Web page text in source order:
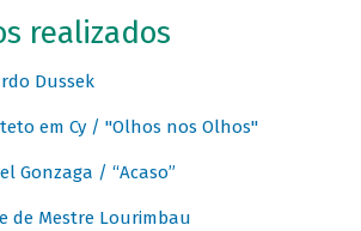
realizados
Dussek
em Cy / "Olhos nos Olhos"
Gonzaga / “Acaso”
de Mestre Lourimbau